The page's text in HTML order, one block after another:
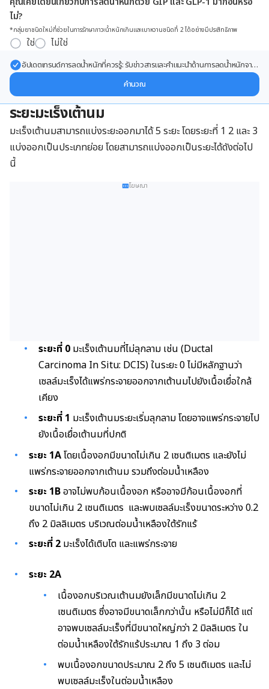
ไม่?
*กลุ่มยาชนิดใหม่ที่ช่วยในการรักษาภาวะน้ำหนักเกินและเบาหวานชนิดที่ 2 ได้อย่างมีประสิทธิภาพ
ใช่ ไม่ใช่
อัปเดตเทรนด์การลดน้ำหนักที่ควรรู้: รับข่าวสารและคำแนะนำด้านการลดน้ำหนักจาก
คำนวณ
ระยะมะเร็งเต้านม
มะเร็งเต้านมสามารถแบ่งระยะออกมาได้ 5 ระยะ โดยระยะที่ 1 2 และ 3
แบ่งออกเป็นประเภทย่อย โดยสามารถแบ่งออกเป็นระยะได้ดังต่อไป
นี้
โฆษณา
ระยะที่ 0 มะเร็งเต้านมที่ไม่ลุกลาม เช่น (Ductal
Carcinoma In Situ: DCIS) ในระยะ 0 ไม่มีหลักฐานว่า
เซลล์มะเร็งได้แพร่กระจายออกจากเต้านมไปยังเนื้อเยื่อใกล้
เคียง
ระยะที่ 1 มะเร็งเต้านมระยะเริ่มลุกลาม โดยอาจแพร่กระจายไป
ยังเนื้อเยื่อเต้านมที่ปกติ
ระยะ 1Aโดยเนื้องอกมีขนาดไม่เกิน 2 เซนติเมตร และยังไม่
แพร่กระจายออกจากเต้านม รวมถึงต่อมน้ำเหลือง
ระยะ 1Bอาจไม่พบก้อนเนื้องอก หรืออาจมีก้อนเนื้องอกที่
ขนาดไม่เกิน 2 เซนติเมตร และพบเซลล์มะเร็งขนาดระหว่าง 0.2
ถึง 2 มิลลิเมตร บริเวณต่อมน้ำเหลืองใต้รักแร้
ระยะที่ 2 มะเร็งได้เติบโต และแพร่กระจาย
ระยะ 2A
เนื้องอกบริเวณเต้านมยังเล็กมีขนาดไม่เกิน 2
เซนติเมตร ซึ่งอาจมีขนาดเล็กกว่านั้น หรือไม่มีก็ได้ แต่
อาจพบเซลล์มะเร็งที่มีขนาดใหญ่กว่า 2 มิลลิเมตร ใน
ต่อมน้ำเหลืองใต้รักแร้ประมาณ 1 ถึง 3 ต่อม
พบเนื้องอกขนาดประมาณ 2 ถึง 5 เซนติเมตร และไม่
พบเซลล์มะเร็งในต่อมน้ำเหลือง